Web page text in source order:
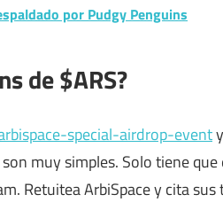
por Pudgy Penguins
de $ARS?
special-airdrop-event
muy simples. Solo tiene
Retuitea ArbiSpace y cita